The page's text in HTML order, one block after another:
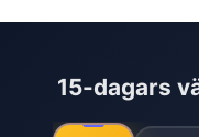
15-dagars